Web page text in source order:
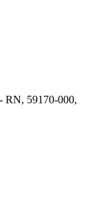
RN, 59170-000,